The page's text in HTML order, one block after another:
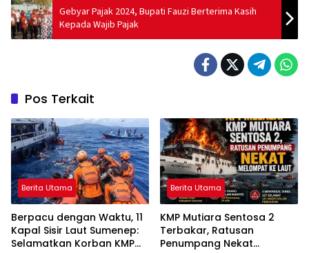
Gebyar Pajak 2024, Bupati Fauzi Berterima Kasih
Kepada Wajib Pajak
Pos Terkait
Berita Utama
Berpacu dengan Waktu, 11
Kapal Sisir Laut Sumenep:
Selamatkan Korban KMP
Berita Utama
KMP Mutiara Sentosa 2
Terbakar, Ratusan
Penumpang Nekat